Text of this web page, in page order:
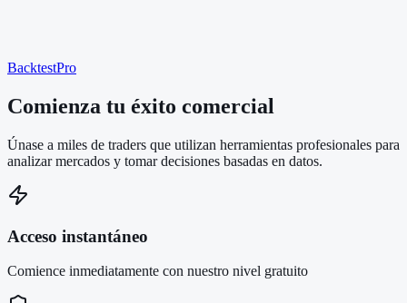
BacktestPro
Comienza tu éxito comercial
Únase a miles de traders que utilizan herramientas profesionales para
analizar mercados y tomar decisiones basadas en datos.
Acceso instantáneo
Comience inmediatamente con nuestro nivel gratuito